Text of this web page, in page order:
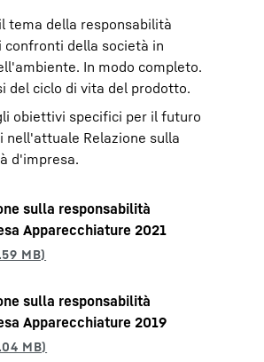
tema della responsabilità
confronti della società in
In modo completo.
del ciclo di vita del prodotto.
obiettivi specifici per il futuro
nell'attuale Relazione sulla
d'impresa.
sulla responsabilità
Apparecchiature 2021
sulla responsabilità
Apparecchiature 2019